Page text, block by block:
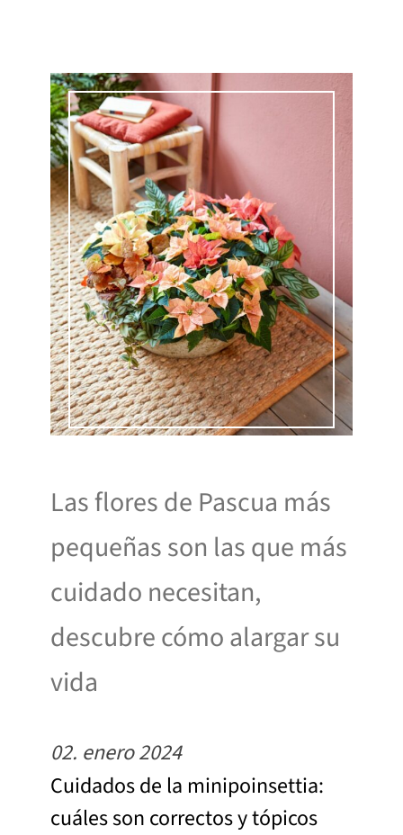
Las flores de Pascua más
pequeñas son las que más
cuidado necesitan,
descubre cómo alargar su
vida
02. enero 2024
Cuidados de la minipoinsettia:
cuáles son correctos y tópicos